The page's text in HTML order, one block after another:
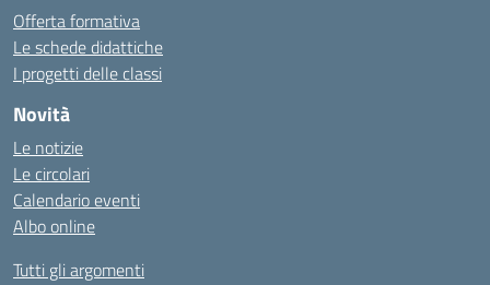
Offerta formativa
Le schede didattiche
I progetti delle classi
Novità
Le notizie
Le circolari
Calendario eventi
Albo online
Tutti gli argomenti